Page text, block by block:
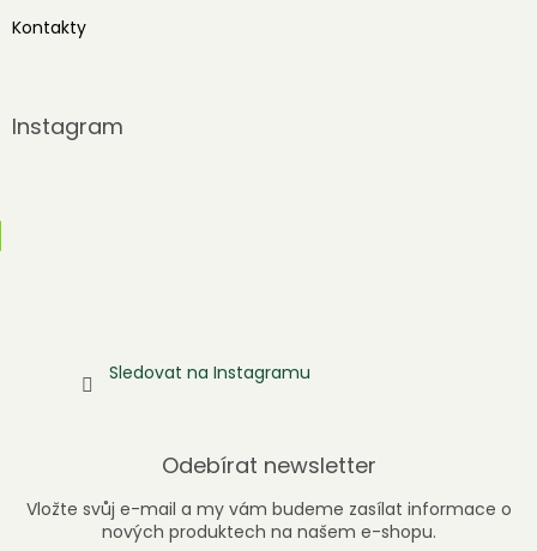
Kontakty
Instagram
Sledovat na Instagramu
Odebírat newsletter
Vložte svůj e-mail a my vám budeme zasílat informace o
nových produktech na našem e-shopu.